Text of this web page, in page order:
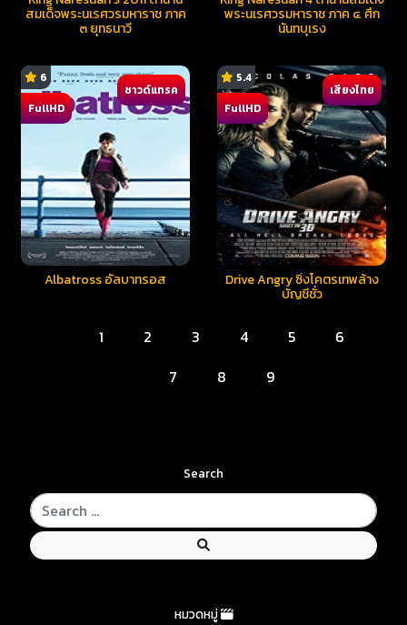
สมเด็จพระนเรศวรมหาราช ภาค
๓ ยุทธนาวี
พระนเรศวรมหาราช ภาค ๔ ศึก
นันทบุเรง
6
FullHD
ซาวด์แทรค
Albatross อัลบาทรอส
5.4
FullHD
เสียงไทย
Drive Angry ซิ่งโคตรเทพล้าง
บัญชีชั่ว
1 2 3 4 5
6
7
8 9
Search
หมวดหมู่